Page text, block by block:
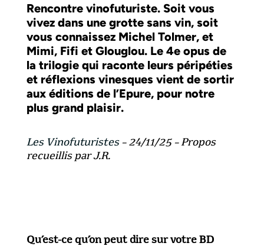
Rencontre vinofuturiste. Soit vous
vivez dans une grotte sans vin, soit
vous connaissez Michel Tolmer, et
Mimi, Fifi et Glouglou. Le 4e opus de
la trilogie qui raconte leurs péripéties
et réflexions vinesques vient de sortir
aux éditions de l’Epure, pour notre
plus grand plaisir.
Les Vinofuturistes– 24/11/25 – Propos
recueillis par J.R.
Qu’est-ce qu’on peut dire sur votre BD